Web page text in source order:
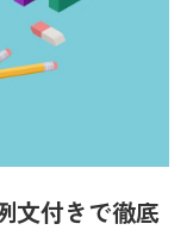
文付きで徹底